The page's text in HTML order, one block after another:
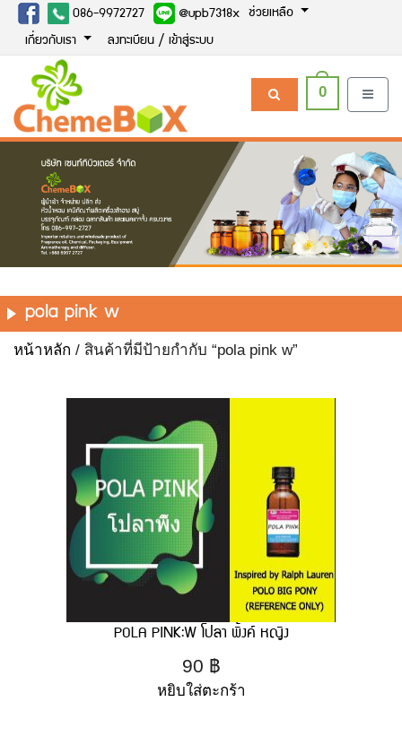
086-9972727 @upb7318x ช่วยเหลือ
เกี่ยวกับเรา ลงทะเบียน / เข้าสู่ระบบ
0
pola pink w
หน้าหลัก / สินค้าที่มีป้ายกำกับ “pola pink w”
POLA PINK:W โปลา พิ้งค์ หญิง
90 ฿
หยิบใส่ตะกร้า